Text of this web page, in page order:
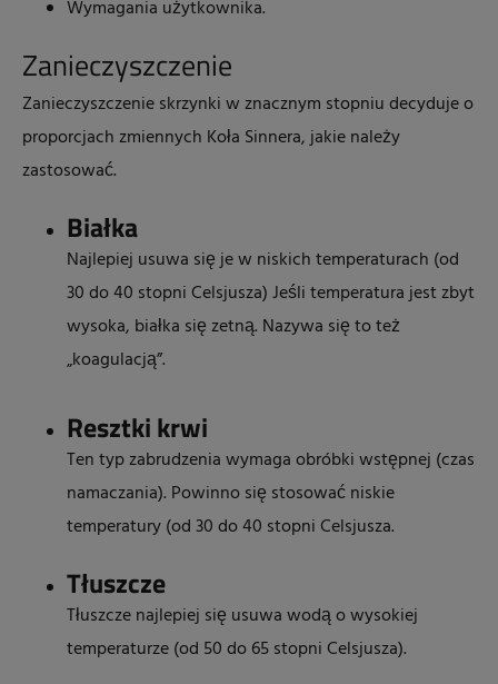
Wymagania użytkownika.
Zanieczyszczenie
Zanieczyszczenie skrzynki w znacznym stopniu decyduje o
proporcjach zmiennych Koła Sinnera, jakie należy
zastosować.
Białka
Najlepiej usuwa się je w niskich temperaturach (od
30 do 40 stopni Celsjusza) Jeśli temperatura jest zbyt
wysoka, białka się zetną. Nazywa się to też
„koagulacją”.
Resztki krwi
Ten typ zabrudzenia wymaga obróbki wstępnej (czas
namaczania). Powinno się stosować niskie
temperatury (od 30 do 40 stopni Celsjusza.
Tłuszcze
Tłuszcze najlepiej się usuwa wodą o wysokiej
temperaturze (od 50 do 65 stopni Celsjusza).